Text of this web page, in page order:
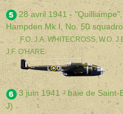
28 avril 1941 -
Hampden Mk I, No. 50
F.O. J.A. WHITECROSS, W.O.
J.F. O'HARE.
3 juin 1941 - baie de Saint-
J)